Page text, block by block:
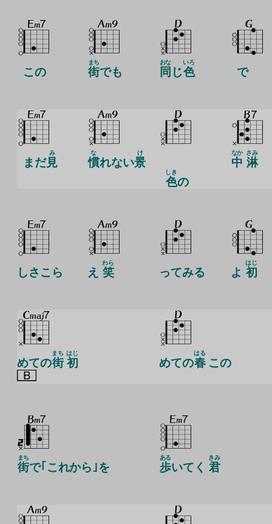
この 街
まち
でも 同
おな
じ色
いろ
で
まだ見
み
慣
な
れない景
け
色
しき
の
中
なか
淋
さみ
しさこら え 笑
わら
ってみる よ 初
はじ
めての街
まち
初
はじ
めての春
はる
この
街
まち
で｢これから｣を 歩
ある
いてく 君
きみ